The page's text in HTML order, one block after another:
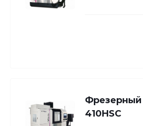
Фрезерный
410HSC